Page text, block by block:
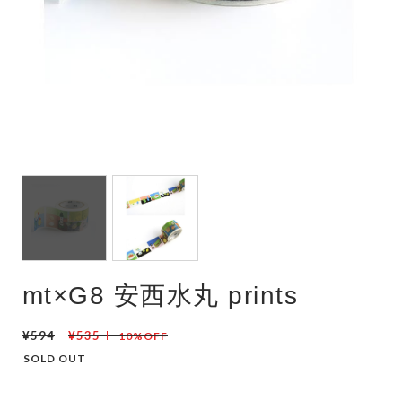
mt×G8 安西水丸 prints
¥594 ¥535
10%OFF
SOLD OUT